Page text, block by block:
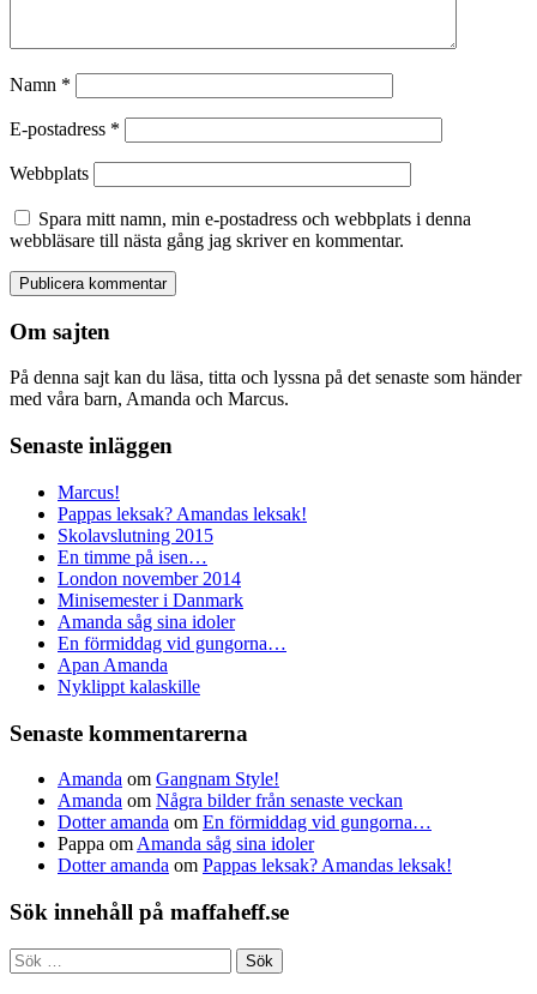
Namn *
E-postadress *
Webbplats
Spara mitt namn, min e-postadress och webbplats i denna
webbläsare till nästa gång jag skriver en kommentar.
Om sajten
På denna sajt kan du läsa, titta och lyssna på det senaste som händer
med våra barn, Amanda och Marcus.
Senaste inläggen
Marcus!
Pappas leksak? Amandas leksak!
Skolavslutning 2015
En timme på isen…
London november 2014
Minisemester i Danmark
Amanda såg sina idoler
En förmiddag vid gungorna…
Apan Amanda
Nyklippt kalaskille
Senaste kommentarerna
Amanda om Gangnam Style!
Amanda om Några bilder från senaste veckan
Dotter amanda om En förmiddag vid gungorna…
Pappa om Amanda såg sina idoler
Dotter amanda om Pappas leksak? Amandas leksak!
Sök innehåll på maffaheff.se
Sök
efter: